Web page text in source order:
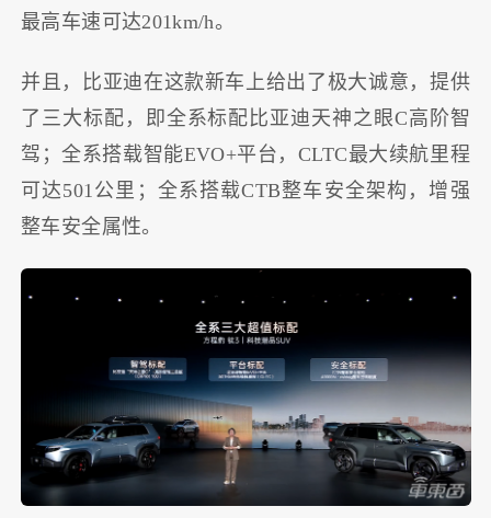
最高车速可达201km/h。
并且，比亚迪在这款新车上给出了极大诚意，提供
了三大标配，即全系标配比亚迪天神之眼C高阶智
驾；全系搭载智能EVO+平台，CLTC最大续航里程
可达501公里；全系搭载CTB整车安全架构，增强
整车安全属性。